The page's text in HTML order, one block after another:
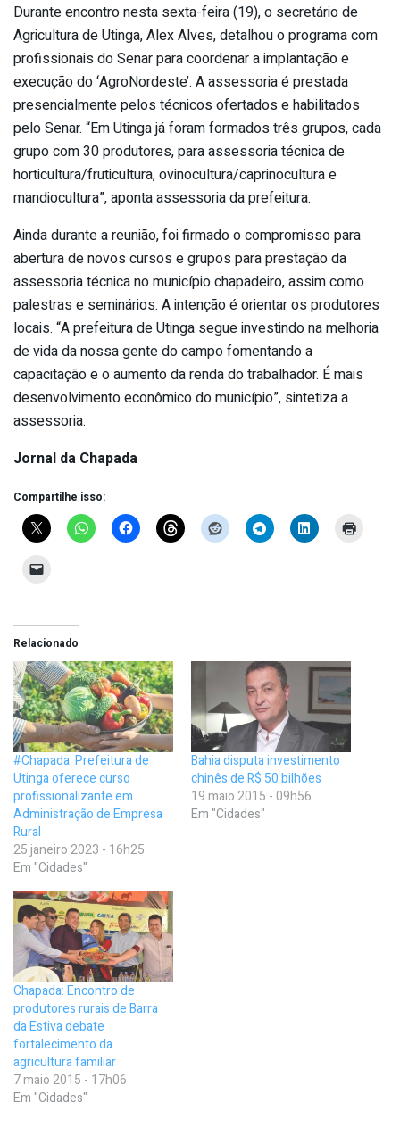
Durante encontro nesta sexta-feira (19), o secretário de
Agricultura de Utinga, Alex Alves, detalhou o programa com
profissionais do Senar para coordenar a implantação e
execução do ‘AgroNordeste’. A assessoria é prestada
presencialmente pelos técnicos ofertados e habilitados
pelo Senar. “Em Utinga já foram formados três grupos, cada
grupo com 30 produtores, para assessoria técnica de
horticultura/fruticultura, ovinocultura/caprinocultura e
mandiocultura”, aponta assessoria da prefeitura.
Ainda durante a reunião, foi firmado o compromisso para
abertura de novos cursos e grupos para prestação da
assessoria técnica no município chapadeiro, assim como
palestras e seminários. A intenção é orientar os produtores
locais. “A prefeitura de Utinga segue investindo na melhoria
de vida da nossa gente do campo fomentando a
capacitação e o aumento da renda do trabalhador. É mais
desenvolvimento econômico do município”, sintetiza a
assessoria.
Jornal da Chapada
Compartilhe isso:
Relacionado
#Chapada: Prefeitura de
Utinga oferece curso
profissionalizante em
Administração de Empresa
Rural
25 janeiro 2023 - 16h25
Em "Cidades"
Bahia disputa investimento
chinês de R$ 50 bilhões
19 maio 2015 - 09h56
Em "Cidades"
Chapada: Encontro de
produtores rurais de Barra
da Estiva debate
fortalecimento da
agricultura familiar
7 maio 2015 - 17h06
Em "Cidades"